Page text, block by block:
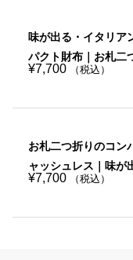
味が出る・イタリア
パクト財布｜お札二
ョルダー・ブラウン
¥7,700 （税込）
お札二つ折りのコン
ャッシュレス｜味が
ルダー・キャメル｜
¥7,700 （税込）